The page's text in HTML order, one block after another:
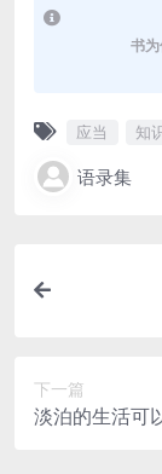
书
应当 知
语录集
下一篇
淡泊的生活可